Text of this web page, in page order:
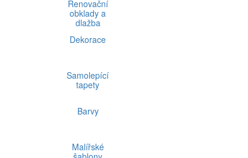
Renovační
obklady a
dlažba
Dekorace
Samolepící
tapety
Barvy
Malířské